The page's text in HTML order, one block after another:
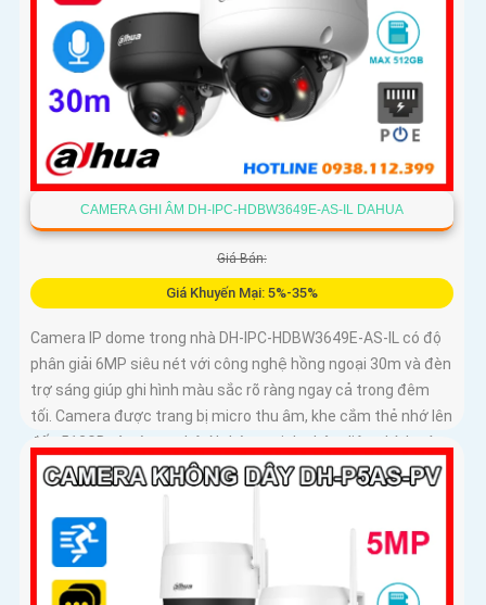
CAMERA GHI ÂM DH-IPC-HDBW3649E-AS-IL DAHUA
Giá Bán:
Giá Khuyến Mại: 5%-35%
Camera IP dome trong nhà DH-IPC-HDBW3649E-AS-IL có độ
phân giải 6MP siêu nét với công nghệ hồng ngoại 30m và đèn
trợ sáng giúp ghi hình màu sắc rõ ràng ngay cả trong đêm
tối. Camera được trang bị micro thu âm, khe cắm thẻ nhớ lên
đến 512GB và công nghệ AI thông minh nhận diện chính xác
người và phương tiện nâng cao hiệu quả giám sát